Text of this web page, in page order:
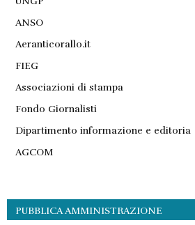
ANSO
Aeranticorallo.it
FIEG
Associazioni di stampa
Fondo Giornalisti
Dipartimento informazione e editoria
AGCOM
PUBBLICA AMMINISTRAZIONE